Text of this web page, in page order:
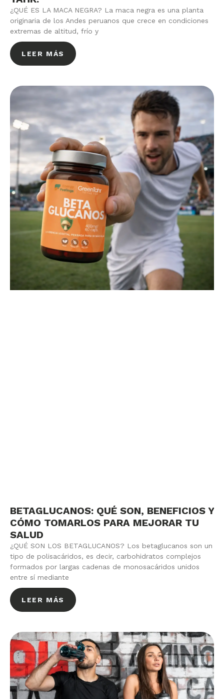
¿QUÉ ES LA MACA NEGRA? La maca negra es una planta
originaria de los Andes peruanos que crece en condiciones
extremas de altitud, frío y
LEER MÁS
BETAGLUCANOS: QUÉ SON, BENEFICIOS Y
CÓMO TOMARLOS PARA MEJORAR TU
SALUD
¿QUÉ SON LOS BETAGLUCANOS? Los betaglucanos son un
tipo de polisacáridos, es decir, carbohidratos complejos
formados por largas cadenas de monosacáridos unidos
entre sí mediante
LEER MÁS